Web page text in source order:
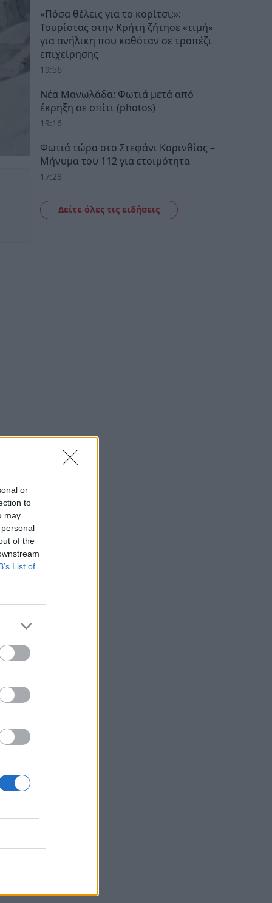
or
to
may
of the
List of
«Πόσα θέλεις για το κορίτσι;»:
Τουρίστας στην Κρήτη ζήτησε «τιμή»
για ανήλικη που καθόταν σε τραπέζι
επιχείρησης
19:56
Νέα Μανωλάδα: Φωτιά μετά από
έκρηξη σε σπίτι (photos)
19:16
Φωτιά τώρα στο Στεφάνι Κορινθίας –
Μήνυμα του 112 για ετοιμότητα
17:28
Δείτε όλες τις ειδήσεις